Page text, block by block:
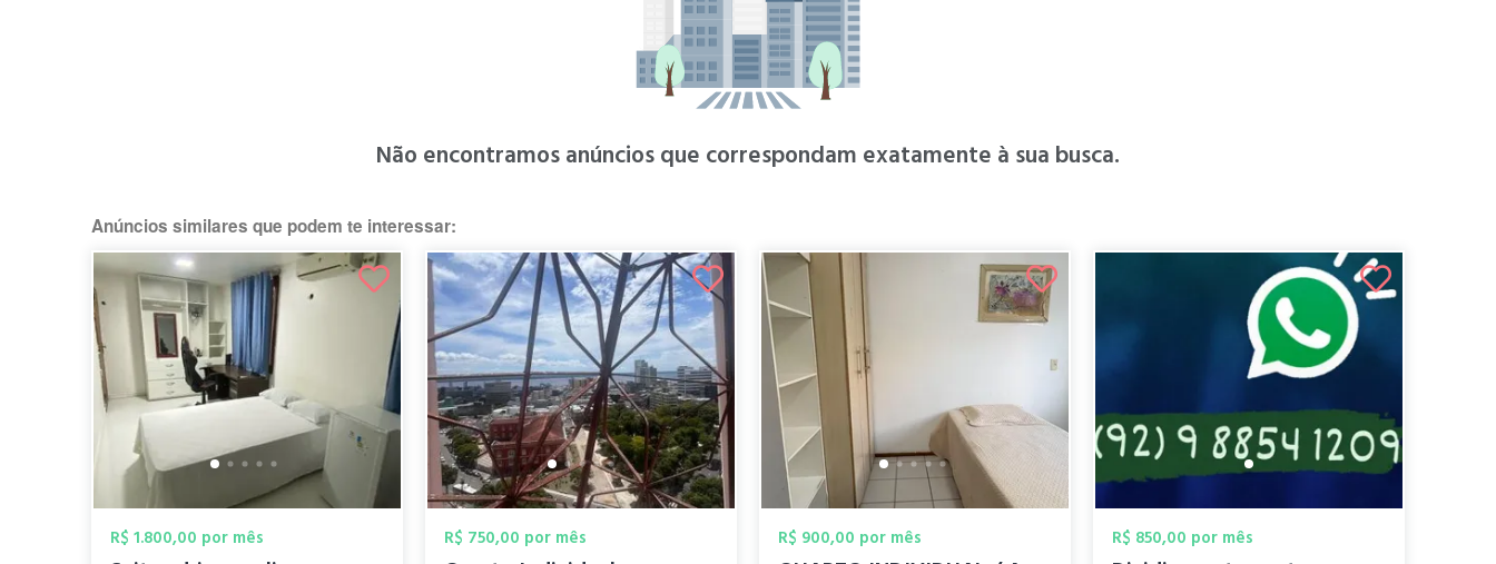
Não encontramos anúncios que correspondam exatamente à sua busca.
Anúncios similares que podem te interessar:
R$ 1.800,00 por mês R$ 750,00 por mês R$ 900,00 por mês R$ 850,00 por mês